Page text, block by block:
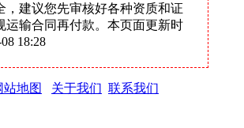
，建议您先审核好各种资质和证
运输合同再付款。本页面更新时
18:28
站地图 关于我们 联系我们